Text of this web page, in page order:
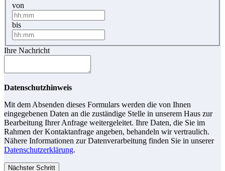
von
bis
Ihre Nachricht
Datenschutzhinweis
Mit dem Absenden dieses Formulars werden die von Ihnen
eingegebenen Daten an die zuständige Stelle in unserem Haus zur
Bearbeitung Ihrer Anfrage weitergeleitet. Ihre Daten, die Sie im
Rahmen der Kontaktanfrage angeben, behandeln wir vertraulich.
Nähere Informationen zur Datenverarbeitung finden Sie in unserer
Datenschutzerklärung.
Nächster Schritt